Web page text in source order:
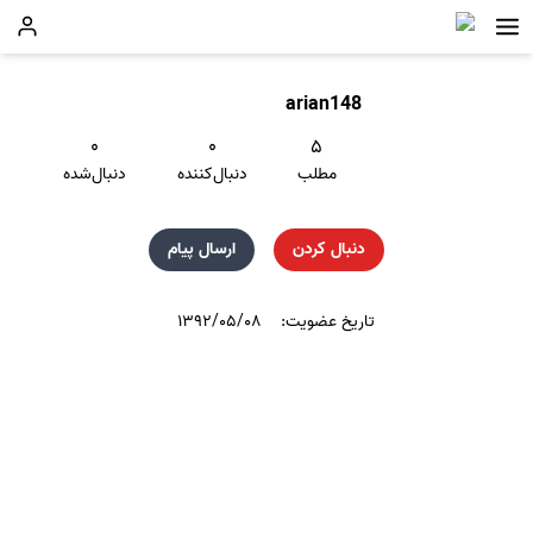
arian148
۵
مطلب
۰
دنبال‌کننده
۰
دنبال‌شده
دنبال کردن ارسال پیام
تاریخ عضویت: ۱۳۹۲/۰۵/۰۸